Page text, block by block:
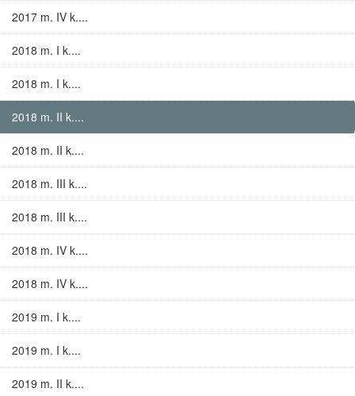
2017 m. IV k....
2018 m. I k....
2018 m. I k....
2018 m. II k....
2018 m. II k....
2018 m. III k....
2018 m. III k....
2018 m. IV k....
2018 m. IV k....
2019 m. I k....
2019 m. I k....
2019 m. II k....